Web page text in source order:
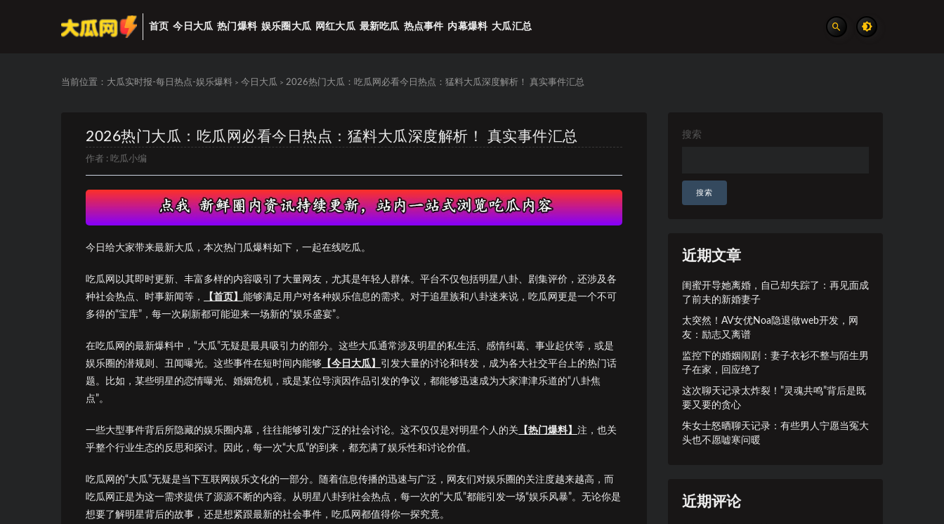
首页 今日大瓜 热门爆料 娱乐圈大瓜 网红大瓜 最新吃瓜 热点事件 内幕爆料 大瓜汇总
当前位置： 大瓜实时报-每日热点-娱乐爆料 > 今日大瓜 > 2026热门大瓜：吃瓜网必看今日热点：猛料大瓜深度解析！ 真实事件汇总
2026热门大瓜：吃瓜网必看今日热点：猛料大瓜深度解析！ 真实事件汇总
作者 : 吃瓜小编
今日给大家带来最新大瓜，本次热门瓜爆料如下，一起在线吃瓜。
吃瓜网以其即时更新、丰富多样的内容吸引了大量网友，尤其是年轻人群体。平台不仅包括明星八卦、剧集评价，还涉及各
种社会热点、时事新闻等，
【首页】 能够满足用户对各种娱乐信息的需求。对于追星族和八卦迷来说，吃瓜网更是一个不可
多得的“宝库”，每一次刷新都可能迎来一场新的“娱乐盛宴”。
在吃瓜网的最新爆料中，“大瓜”无疑是最具吸引力的部分。这些大瓜通常涉及明星的私生活、感情纠葛、事业起伏等，或是
娱乐圈的潜规则、丑闻曝光。这些事件在短时间内能够 【今日大瓜】 引发大量的讨论和转发，成为各大社交平台上的热门话
题。比如，某些明星的恋情曝光、婚姻危机，或是某位导演因作品引发的争议，都能够迅速成为大家津津乐道的“八卦焦
点”。
一些大型事件背后所隐藏的娱乐圈内幕，往往能够引发广泛的社会讨论。这不仅仅是对明星个人的关 【热门爆料】 注，也关
乎整个行业生态的反思和探讨。因此，每一次“大瓜”的到来，都充满了娱乐性和讨论价值。
吃瓜网的“大瓜”无疑是当下互联网娱乐文化的一部分。随着信息传播的迅速与广泛，网友们对娱乐圈的关注度越来越高，而
吃瓜网正是为这一需求提供了源源不断的内容。从明星八卦到社会热点，每一次的“大瓜”都能引发一场“娱乐风暴”。无论你是
想要了解明星背后的故事，还是想紧跟最新的社会事件，吃瓜网都值得你一探究竟。
搜索
搜索
近期文章
闺蜜开导她离婚，自己却失踪了：再见面成
了前夫的新婚妻子
太突然！AV女优Noa隐退做web开发，网
友：励志又离谱
监控下的婚姻闹剧：妻子衣衫不整与陌生男
子在家，回应绝了
这次聊天记录太炸裂！”灵魂共鸣”背后是既
要又要的贪心
朱女士怒晒聊天记录：有些男人宁愿当冤大
头也不愿嘘寒问暖
近期评论